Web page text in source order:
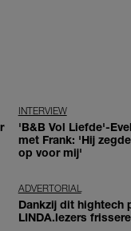
INTERVIEW
'B&B Vol Liefde'-
met Frank: 'Hij
op voor mij'
ADVERTORIAL
Dankzij dit hightech
LINDA.lezers